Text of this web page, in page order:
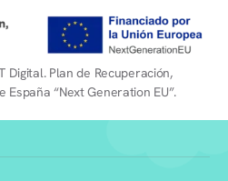
Digital. Plan de Recuperación,
“Next Generation EU”.